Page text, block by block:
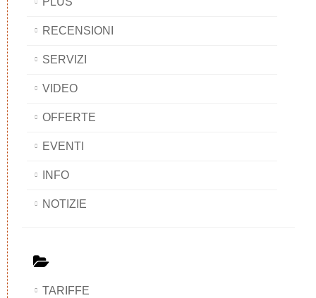
RECENSIONI
SERVIZI
VIDEO
OFFERTE
EVENTI
INFO
NOTIZIE
TARIFFE